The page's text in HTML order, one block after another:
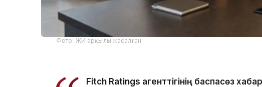
Фото: ЖИ арқылы жасалған
Fitch Ratings агенттігінің баспасөз